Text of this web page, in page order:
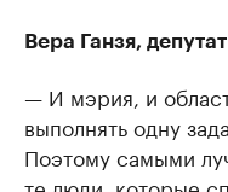
Вера Ганзя,
— И мэрия, и
выполнять одну
Поэтому самыми